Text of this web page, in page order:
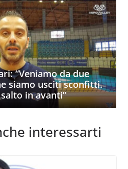
“Veniamo da due
siamo usciti sconfitti.
in avanti”
interessarti